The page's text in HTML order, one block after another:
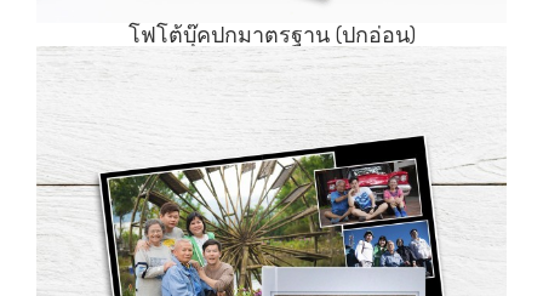
โฟโต้บุ๊คปกมาตรฐาน (ปกอ่อน)